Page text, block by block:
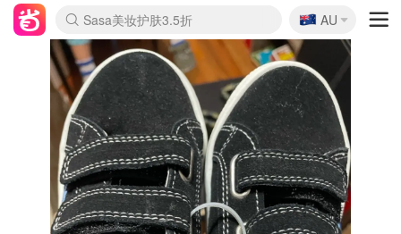
lululemon折扣上新
Sasa美妆护肤3.5折
SSENSE年中2.5折
FreshBeauty好价汇总
Cettire降价+叠9折
WWS Coles超市实拍
viagogo二手票捡漏
Myer超级周末
The Outnet奢牌1折起
David Jones 3折起
Flannels大牌1折
Perfumes Club护肤1折
AMIRO面罩$251
Amazon折扣汇总
eToro入金$200送$50
Amazon数码好物
ICONIC本周7.5折
ThedoubleF高奢地板价
Moose Knuckles 6折
丝芙兰5折起
EUFY摄像头$98
Selenichast首饰2折
Trip机票酒店促销
YSL送5件彩妆礼
Amazon家居好物
Amazon美妆护肤
雅漾大喷$8
过敏原检测盒$33
伊索独家赠50ml沐浴露
科颜氏高保湿面霜$29
SEALIFE海洋馆门票6折
丝塔芙大白罐$16
订阅Newsletter送香薰
Cult Beauty 6.8折
Harrods圣诞日历$525
LN-CC奢牌私促3折
d'Alba空姐喷雾$16
EVE LOM套装£56
Bernardelli独家4折
Adore Beauty 6折起
CT圣诞日历
Mytheresa奢品2.7折
Luxury Escapes 9折
Currentbody美容仪$881
MOON Garden Live
Roborock扫地机$649
Tingo Life水杯$24
Valentino官网5折
CR洗护套装$23
修丽可4件套$159
Myer彩妆2件7折
GANNI官网4.5折
Stylevana韩妆4折
Tessabit高奢8.5折
OGX洗发水$11
Amazon阿德莱德次日达
卡诗8.5折+赠礼
Philips Hue灯具8折
🇦🇺
AU